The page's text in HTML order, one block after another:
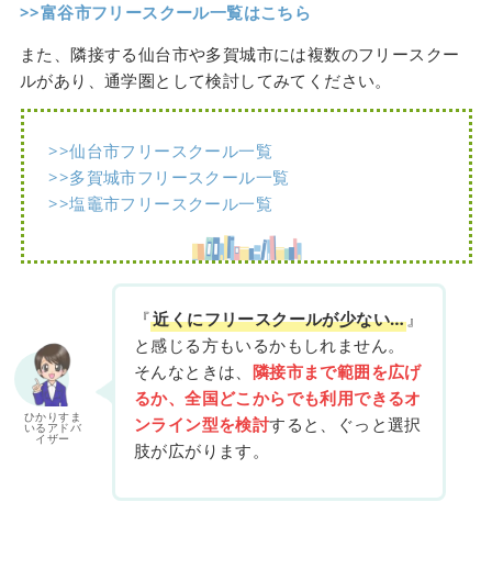
>>富谷市フリースクール一覧はこちら
また、隣接する仙台市や多賀城市には複数のフリースクー
ルがあり、通学圏として検討してみてください。
>>仙台市フリースクール一覧
>>多賀城市フリースクール一覧
>>塩竈市フリースクール一覧
ひかりすま
いるアドバ
イザー
『近くにフリースクールが少ない…』
と感じる方もいるかもしれません。
そんなときは、 隣接市まで範囲を広げ
るか、全国どこからでも利用できるオ
ンライン型を検討すると、ぐっと選択
肢が広がります。